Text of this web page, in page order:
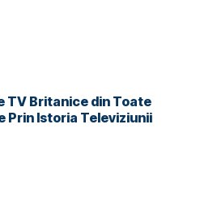
TV Britanice din Toate
Prin Istoria Televiziunii